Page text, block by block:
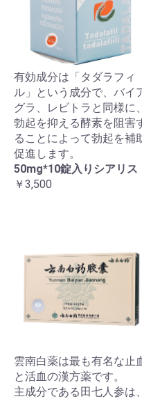
有効成分は「タダラフィ
ル」という成分で、バイ
グラ、レビトラと同様に、
勃起を抑える酵素を阻害
ることによって勃起を補
促進します。
50mg*10錠入りシアリス
￥3,500
雲南白薬は最も有名な止
と活血の漢方薬です。
主成分である田七人参は、